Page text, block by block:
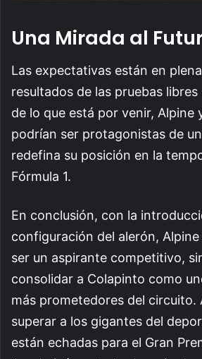
Una Mirada al
Las expectativas están en
resultados de las pruebas
de lo que está por venir, Alpine
podrían ser protagonistas de
redefina su posición en la
Fórmula 1.
En conclusión, con la
configuración del alerón,
ser un aspirante competitivo,
consolidar a Colapinto como
más prometedores del circuito.
superar a los gigantes del
están echadas para el Gran